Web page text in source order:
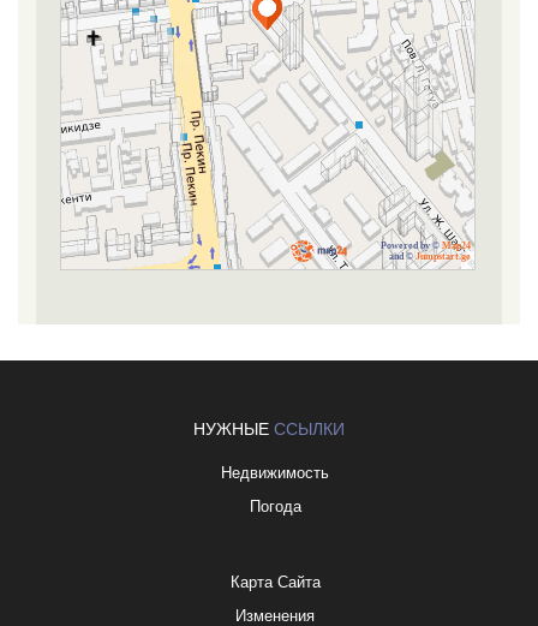
Powered by © Map24
and © Jumpstart.ge
НУЖНЫЕ ССЫЛКИ
Недвижимость
Погода
Карта Сайта
Изменения